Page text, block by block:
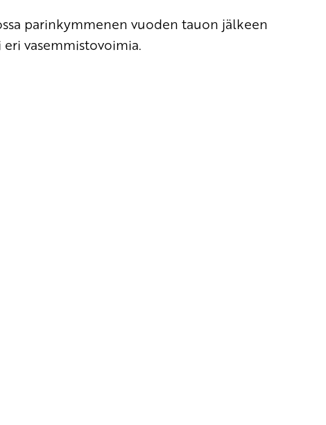
parinkymmenen vuoden tauon jälkeen
vasemmistovoimia.